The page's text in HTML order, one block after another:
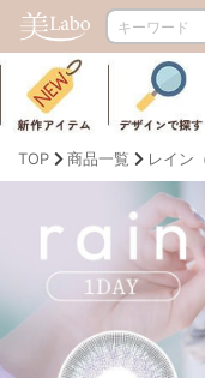
TOP 商品一覧 レイン